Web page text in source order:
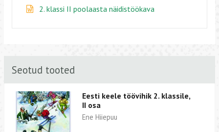
2. klassi II poolaasta näidistöökava
Seotud tooted
Eesti keele töövihik 2. klassile,
II osa
Ene Hiiepuu